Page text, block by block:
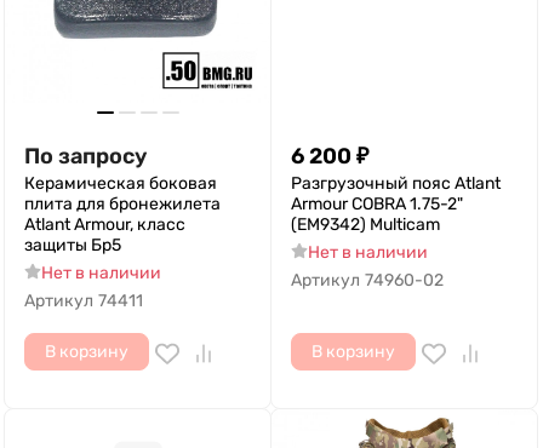
По запросу
Керамическая боковая
плита для бронежилета
Atlant Armour, класс
защиты Бр5
Нет в наличии
Артикул 74411
В корзину
6 200 ₽
Разгрузочный пояс Atlant
Armour COBRA 1.75-2"
(EM9342) Multicam
Нет в наличии
Артикул 74960-02
В корзину